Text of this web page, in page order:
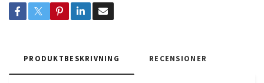
PRODUKTBESKRIVNING RECENSIONER